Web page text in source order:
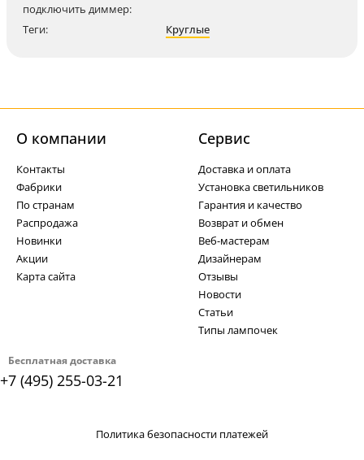
подключить диммер:
Теги: Круглые
Бесплатная доставка
+7 (495) 255-03-21
О компании
Контакты
Фабрики
По странам
Распродажа
Новинки
Акции
Карта сайта
Cервис
Доставка и оплата
Установка светильников
Гарантия и качество
Возврат и обмен
Веб-мастерам
Дизайнерам
Отзывы
Новости
Статьи
Типы лампочек
Политика безопасности платежей